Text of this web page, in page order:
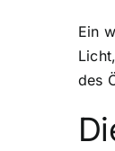
Ein
des